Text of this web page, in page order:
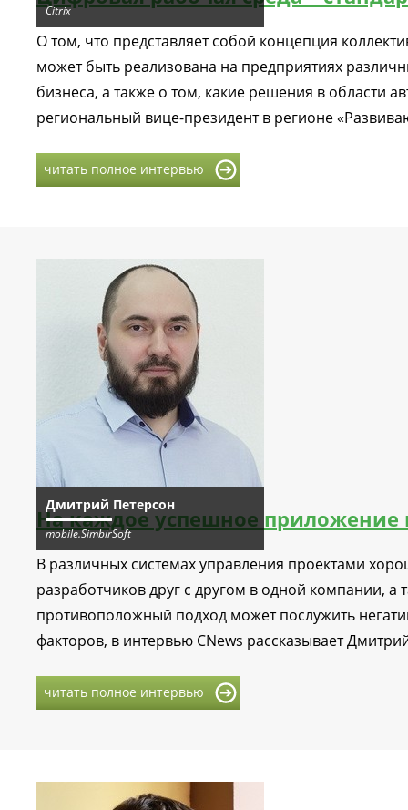
Citrix
О том, что представляет собой концепция
может быть реализована на предприятиях
бизнеса, а также о том, какие решения в области
региональный вице-президент в регионе
читать полное интервью
Дмитрий Петерсон
mobile.SimbirSoft
На каждое успешное приложение
В различных системах управления проектами
разработчиков друг с другом в одной компании, а
противоположный подход может послужить
факторов, в интервью CNews рассказывает
читать полное интервью